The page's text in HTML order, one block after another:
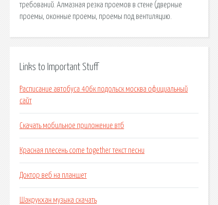
требований. Алмазная резка проемов в стене (дверные
проемы, оконные проемы, проемы под вентиляцию.
Links to Important Stuff
Расписание автобуса 406к подольск москва официальный
сайт
Скачать мобильное приложение втб
Красная плесень come together текст песни
Доктор веб на планшет
Шакрукхан музыка скачать